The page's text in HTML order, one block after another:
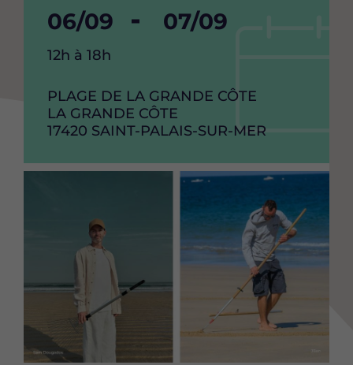
Date
de
de
l'événement
06/09
Date
de
l'événement
07/09
Heure
l'événement
12h à 18h
RAISON
SOCIAL
PLAGE DE LA GRANDE CÔTE
ADRESSE
LA GRANDE CÔTE
CODE
17420 VILLE
SAINT-PALAIS-SUR-MER